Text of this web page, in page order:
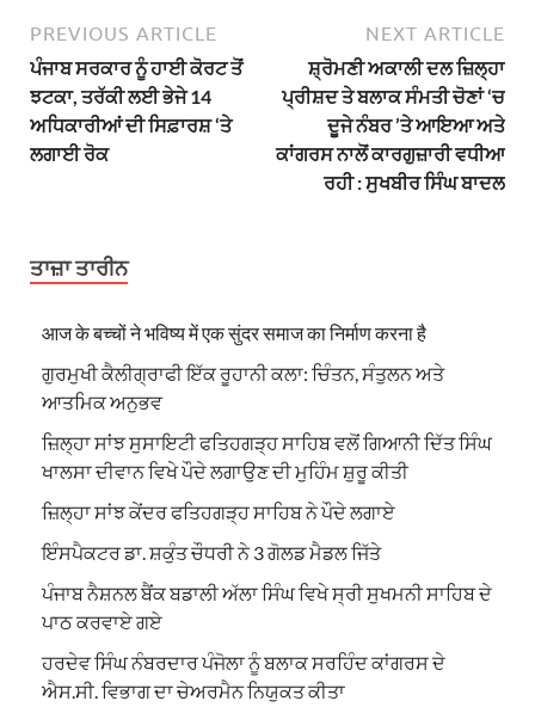
PREVIOUS ARTICLE
ਪੰਜਾਬ ਸਰਕਾਰ ਨੂੰ ਹਾਈ ਕੋਰਟ ਤੋਂ
ਝਟਕਾ, ਤਰੱਕੀ ਲਈ ਭੇਜੇ 14
ਅਧਿਕਾਰੀਆਂ ਦੀ ਸਿਫ਼ਾਰਸ਼ ‘ਤੇ
ਲਗਾਈ ਰੋਕ
NEXT ARTICLE
ਸ਼੍ਰੋਮਣੀ ਅਕਾਲੀ ਦਲ ਜ਼ਿਲ੍ਹਾ
ਪ੍ਰੀਸ਼ਦ ਤੇ ਬਲਾਕ ਸੰਮਤੀ ਚੋਣਾਂ ‘ਚ
ਦੂਜੇ ਨੰਬਰ ’ਤੇ ਆਇਆ ਅਤੇ
ਕਾਂਗਰਸ ਨਾਲੋਂ ਕਾਰਗੁਜ਼ਾਰੀ ਵਧੀਆ
ਰਹੀ : ਸੁਖਬੀਰ ਸਿੰਘ ਬਾਦਲ
ਤਾਜ਼ਾ ਤਾਰੀਨ
आज के बच्चों ने भविष्य में एक सुंदर समाज का निर्माण करना है
ਗੁਰਮੁਖੀ ਕੈਲੀਗ੍ਰਾਫੀ ਇੱਕ ਰੂਹਾਨੀ ਕਲਾ: ਚਿੰਤਨ, ਸੰਤੁਲਨ ਅਤੇ
ਆਤਮਿਕ ਅਨੁਭਵ
ਜ਼ਿਲ੍ਹਾ ਸਾਂਝ ਸੁਸਾਇਟੀ ਫਤਿਹਗੜ੍ਹ ਸਾਹਿਬ ਵਲੋਂ ਗਿਆਨੀ ਦਿੱਤ ਸਿੰਘ
ਖਾਲਸਾ ਦੀਵਾਨ ਵਿਖੇ ਪੌਦੇ ਲਗਾਉਣ ਦੀ ਮੁਹਿੰਮ ਸ਼ੁਰੂ ਕੀਤੀ
ਜ਼ਿਲ੍ਹਾ ਸਾਂਝ ਕੇਂਦਰ ਫਤਿਹਗੜ੍ਹ ਸਾਹਿਬ ਨੇ ਪੌਦੇ ਲਗਾਏ
ਇੰਸਪੈਕਟਰ ਡਾ. ਸ਼ਕੁੰਤ ਚੌਧਰੀ ਨੇ 3 ਗੋਲਡ ਮੈਡਲ ਜਿੱਤੇ
ਪੰਜਾਬ ਨੈਸ਼ਨਲ ਬੈਂਕ ਬਡਾਲੀ ਅੱਲਾ ਸਿੰਘ ਵਿਖੇ ਸ੍ਰੀ ਸੁਖਮਨੀ ਸਾਹਿਬ ਦੇ
ਪਾਠ ਕਰਵਾਏ ਗਏ
ਹਰਦੇਵ ਸਿੰਘ ਨੰਬਰਦਾਰ ਪੰਜੋਲਾ ਨੂੰ ਬਲਾਕ ਸਰਹਿੰਦ ਕਾਂਗਰਸ ਦੇ
ਐਸ.ਸੀ. ਵਿਭਾਗ ਦਾ ਚੇਅਰਮੈਨ ਨਿਯੁਕਤ ਕੀਤਾ